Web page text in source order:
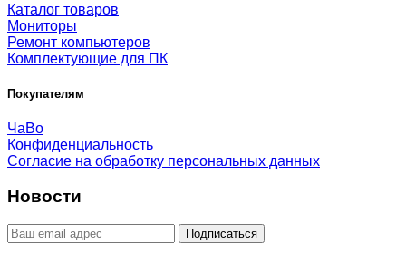
Каталог товаров
Мониторы
Ремонт компьютеров
Комплектующие для ПК
Покупателям
ЧаВо
Конфиденциальность
Согласие на обработку персональных данных
Новости